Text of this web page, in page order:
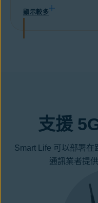
必須具備擴充性、效率及
顯示較多
支援
Smart Life 可以部署在
通訊業者提